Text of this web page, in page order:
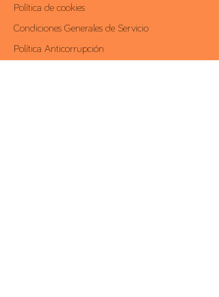
Política de cookies
Condiciones Generales de Servicio
Política Anticorrupción